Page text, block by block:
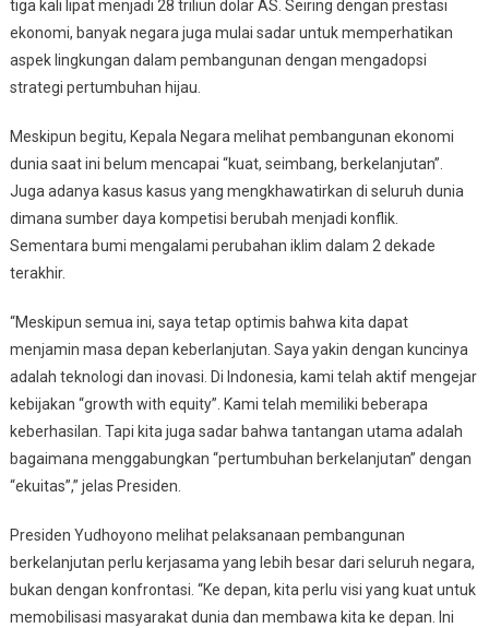
tiga kali lipat menjadi 28 triliun dolar AS. Seiring dengan prestasi
ekonomi, banyak negara juga mulai sadar untuk memperhatikan
aspek lingkungan dalam pembangunan dengan mengadopsi
strategi pertumbuhan hijau.
Meskipun begitu, Kepala Negara melihat pembangunan ekonomi
dunia saat ini belum mencapai “kuat, seimbang, berkelanjutan”.
Juga adanya kasus kasus yang mengkhawatirkan di seluruh dunia
dimana sumber daya kompetisi berubah menjadi konflik.
Sementara bumi mengalami perubahan iklim dalam 2 dekade
terakhir.
“Meskipun semua ini, saya tetap optimis bahwa kita dapat
menjamin masa depan keberlanjutan. Saya yakin dengan kuncinya
adalah teknologi dan inovasi. Di Indonesia, kami telah aktif mengejar
kebijakan “growth with equity”. Kami telah memiliki beberapa
keberhasilan. Tapi kita juga sadar bahwa tantangan utama adalah
bagaimana menggabungkan “pertumbuhan berkelanjutan” dengan
“ekuitas”,” jelas Presiden.
Presiden Yudhoyono melihat pelaksanaan pembangunan
berkelanjutan perlu kerjasama yang lebih besar dari seluruh negara,
bukan dengan konfrontasi. “Ke depan, kita perlu visi yang kuat untuk
memobilisasi masyarakat dunia dan membawa kita ke depan. Ini